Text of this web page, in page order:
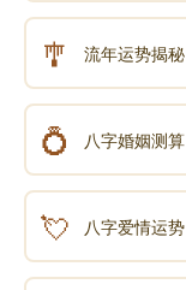
🎐 流年运势揭秘
💍 八字婚姻测算
💘 八字爱情运势